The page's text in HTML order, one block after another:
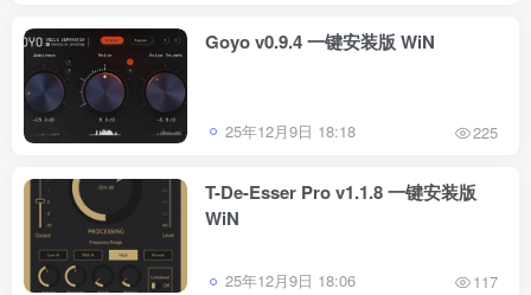
Goyo v0.9.4 一键安装版 WiN
25年12月9日 18:18 225
T-De-Esser Pro v1.1.8 一键安装版
WiN
25年12月9日 18:06 117